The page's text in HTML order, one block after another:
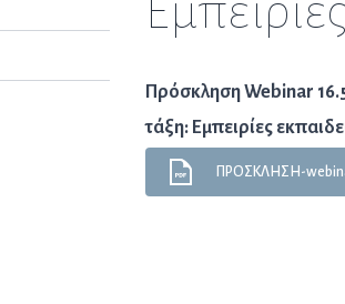
Πρόσκληση Webinar
τάξη: Εμπειρίες
ΠΡΟΣΚΛΗΣΗ-